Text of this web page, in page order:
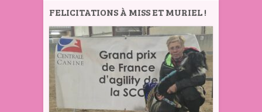
Club
Canin
Indre 36
FELICITATIONS À MISS ET MURIEL !